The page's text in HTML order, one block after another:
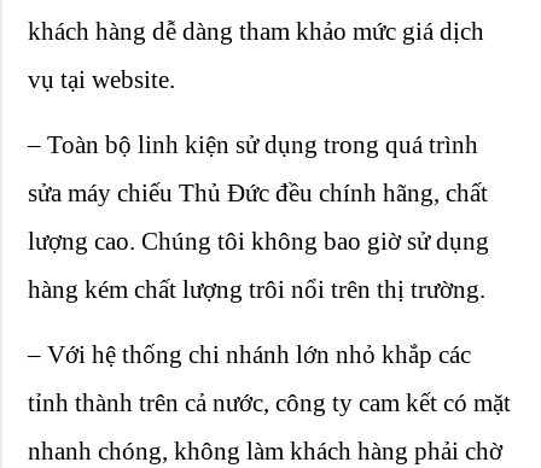
khách hàng dễ dàng tham khảo mức giá dịch
vụ tại website.
– Toàn bộ linh kiện sử dụng trong quá trình
sửa máy chiếu Thủ Đức đều chính hãng, chất
lượng cao. Chúng tôi không bao giờ sử dụng
hàng kém chất lượng trôi nổi trên thị trường.
– Với hệ thống chi nhánh lớn nhỏ khắp các
tỉnh thành trên cả nước, công ty cam kết có mặt
nhanh chóng, không làm khách hàng phải chờ